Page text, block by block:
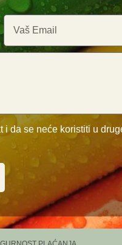
i da se neće koristiti u